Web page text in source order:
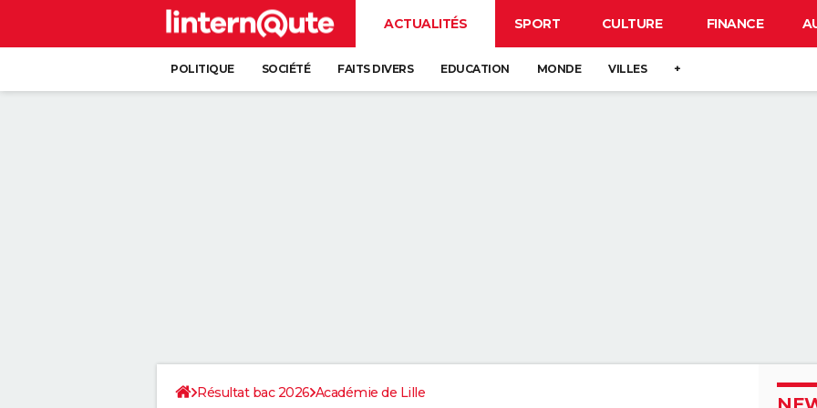
ACTUALITÉS SPORT CULTURE FINANCE
POLITIQUE SOCIÉTÉ FAITS DIVERS EDUCATION MONDE VILLES +
Résultat bac 2026 Académie de Lille